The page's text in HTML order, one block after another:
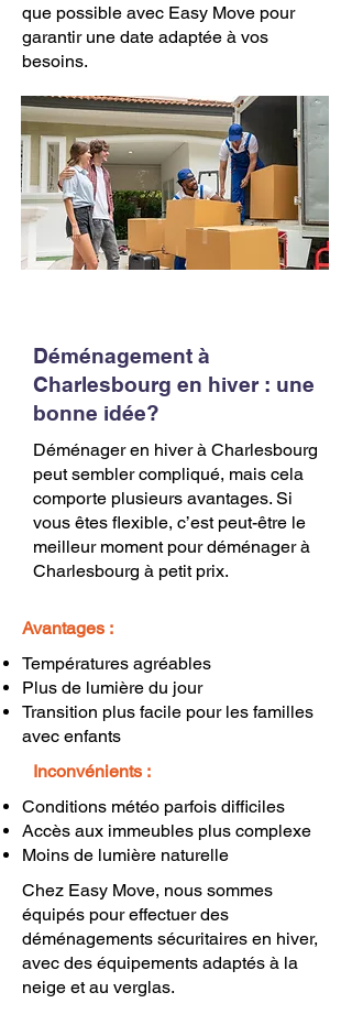
que possible avec Easy Move pour
garantir une date adaptée à vos
besoins.
Déménagement à
Charlesbourg en hiver : une
bonne idée?
Déménager en hiver à Charlesbourg
peut sembler compliqué, mais cela
comporte plusieurs avantages. Si
vous êtes flexible, c’est peut-être le
meilleur moment pour déménager à
Charlesbourg à petit prix.
Avantages :
Températures agréables
Plus de lumière du jour
Transition plus facile pour les familles
avec enfants
Inconvénients :
Conditions météo parfois difficiles
Accès aux immeubles plus complexe
Moins de lumière naturelle
Chez Easy Move, nous sommes
équipés pour effectuer des
déménagements sécuritaires en hiver,
avec des équipements adaptés à la
neige et au verglas.